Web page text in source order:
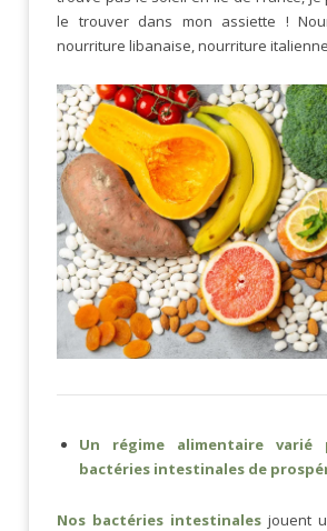
le trouver dans mon assiette !
nourriture libanaise, nourriture
Un régime alimentaire varié
bactéries intestinales de
Nos bactéries intestinales jouent